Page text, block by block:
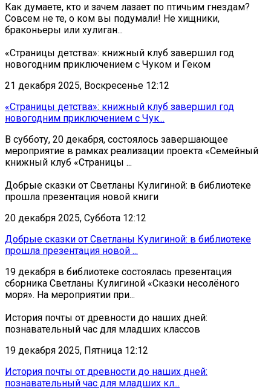
Как думаете, кто и зачем лазает по птичьим гнездам?
Совсем не те, о ком вы подумали! Не хищники,
браконьеры или хулиган...
«Страницы детства»: книжный клуб завершил год
новогодним приключением с Чуком и Геком
21 декабря 2025, Воскресенье 12:12
«Страницы детства»: книжный клуб завершил год
новогодним приключением с Чук...
В субботу, 20 декабря, состоялось завершающее
мероприятие в рамках реализации проекта «Семейный
книжный клуб «Страницы ...
Добрые сказки от Светланы Кулигиной: в библиотеке
прошла презентация новой книги
20 декабря 2025, Суббота 12:12
Добрые сказки от Светланы Кулигиной: в библиотеке
прошла презентация новой ...
19 декабря в библиотеке состоялась презентация
сборника Светланы Кулигиной «Сказки несолёного
моря». На мероприятии при...
История почты от древности до наших дней:
познавательный час для младших классов
19 декабря 2025, Пятница 12:12
История почты от древности до наших дней:
познавательный час для младших кл...